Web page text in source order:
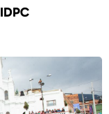
IDPC